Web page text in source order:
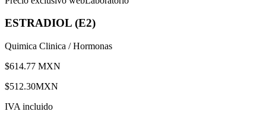
ESTRADIOL (E2)
Quimica Clinica / Hormonas
$614.77 MXN
$512.30MXN
IVA incluido